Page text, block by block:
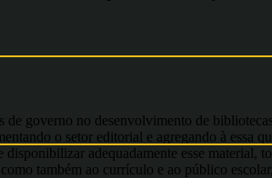
governo no desenvolvimento de
o setor editorial e agregando à essa
adequadamente esse material,
também ao currículo e ao público